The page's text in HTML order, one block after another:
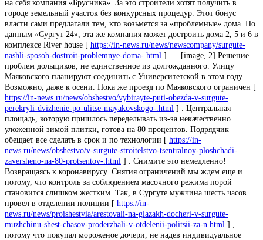
на себя компания «Брусника». За это строители хотят получить в
городе земельный участок без конкурсных процедур. Этот бонус
власти сами предлагали тем, кто возьмется за «проблемные» дома. По
данным «Сургут 24», эта же компания может достроить дома 2, 5 и 6 в
комплексе River house [ https://in-news.ru/news/newscompany/surgute-
nashli-sposob-dostroit-problemnye-doma-.html ] . [image, 2] Решение
проблем дольщиков, не единственное из долгожданного. Улицу
Маяковского планируют соединить с Университетской в этом году.
Возможно, даже к осени. Пока же проезд по Маяковского ограничен [
https://in-news.ru/news/obshestvo/vybirayte-puti-obezda-v-surgute-
perekryli-dvizhenie-po-ulitse-mayakovskogo-.html ] . Центральная
площадь, которую пришлось переделывать из-за некачественно
уложенной зимой плитки, готова на 80 процентов. Подрядчик
обещает все сделать в срок и по технологии [ https://in-
news.ru/news/obshestvo/v-surgute-stroitelstvo-tsentralnoy-ploshchadi-
zaversheno-na-80-protsentov-.html ] . Снимите это немедленно!
Возвращаясь к коронавирусу. Снятия ограничений мы ждем еще и
потому, что контроль за соблюдением масочного режима порой
становится слишком жестким. Так, в Сургуте мужчина шесть часов
провел в отделении полиции [ https://in-
news.ru/news/proishestvia/arestovali-na-glazakh-docheri-v-surgute-
muzhchinu-shest-chasov-proderzhali-v-otdelenii-politsii-za-n.html ] ,
потому что покупал мороженое дочери, не надев индивидуальное